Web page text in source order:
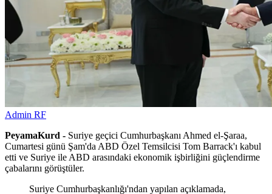
Admin RF
PeyamaKurd - Suriye geçici Cumhurbaşkanı Ahmed el-Şaraa,
Cumartesi günü Şam'da ABD Özel Temsilcisi Tom Barrack'ı kabul
etti ve Suriye ile ABD arasındaki ekonomik işbirliğini güçlendirme
çabalarını görüştüler.
Suriye Cumhurbaşkanlığı'ndan yapılan açıklamada,